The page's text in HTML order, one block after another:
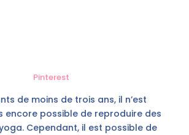
Pinterest
de moins de trois ans, il n’est
encore possible de reproduire des
Cependant, il est possible de